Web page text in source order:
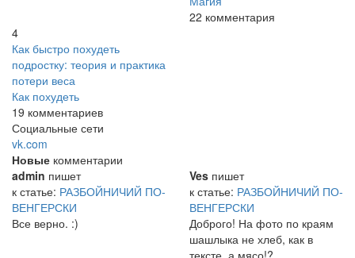
22 комментария
4
Как быстро похудеть
подростку: теория и практика
потери веса
Как похудеть
19 комментариев
Социальные сети
vk.com
Новые комментарии
admin пишет
к статье: РАЗБОЙНИЧИЙ ПО-
ВЕНГЕРСКИ
Все верно. :)
Ves пишет
к статье: РАЗБОЙНИЧИЙ ПО-
ВЕНГЕРСКИ
Доброго! На фото по краям
шашлыка не хлеб, как в